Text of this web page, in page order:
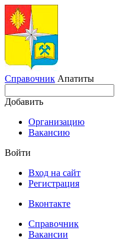
Справочник Апатиты
Добавить
Организацию
Вакансию
Войти
Вход на сайт
Регистрация
Вконтакте
Справочник
Вакансии